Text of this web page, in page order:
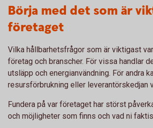
Börja med det som är
företaget
Vilka hållbarhetsfrågor som är viktigast
företag och branscher. För vissa handlar
utsläpp och energianvändning. För andra
resursförbrukning eller leverantörskedjan
Fundera på var företaget har störst
och möjligheter som finns och vad ni